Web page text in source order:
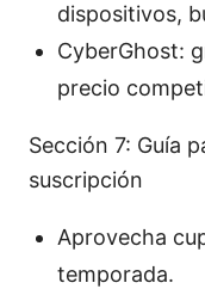
dispositivos,
CyberGhost:
precio
Sección 7: Guía
suscripción
Aprovecha
temporada.